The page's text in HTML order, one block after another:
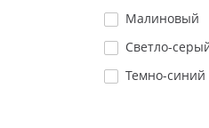
Малиновый
Светло-
Темно-синий